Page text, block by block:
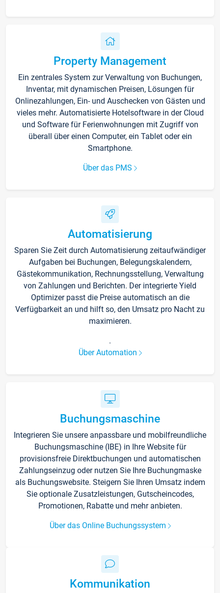
Property Management
Ein zentrales System zur Verwaltung von Buchungen,
Inventar, mit dynamischen Preisen, Lösungen für
Onlinezahlungen, Ein- und Auschecken von Gästen und
vieles mehr. Automatisierte Hotelsoftware in der Cloud
und Software für Ferienwohnungen mit Zugriff von
überall über einen Computer, ein Tablet oder ein
Smartphone.
Über das PMS
Automatisierung
Sparen Sie Zeit durch Automatisierung zeitaufwändiger
Aufgaben bei Buchungen, Belegungskalendern,
Gästekommunikation, Rechnungsstellung, Verwaltung
von Zahlungen und Berichten. Der integrierte Yield
Optimizer passt die Preise automatisch an die
Verfügbarkeit an und hilft so, den Umsatz pro Nacht zu
maximieren.
.
Über Automation
Buchungsmaschine
Integrieren Sie unsere anpassbare und mobilfreundliche
Buchungsmaschine (IBE) in Ihre Website für
provisionsfreie Direktbuchungen und automatischen
Zahlungseinzug oder nutzen Sie Ihre Buchungmaske
als Buchungswebsite. Steigern Sie Ihren Umsatz indem
Sie optionale Zusatzleistungen, Gutscheincodes,
Promotionen, Rabatte und mehr anbieten.
Über das Online Buchungssystem
Kommunikation